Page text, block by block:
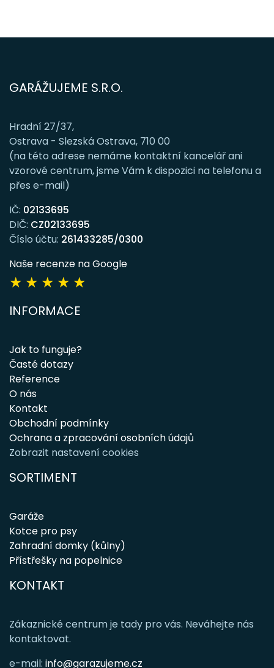
GARÁŽUJEME S.R.O.
Hradní 27/37,
Ostrava - Slezská Ostrava, 710 00
(na této adrese nemáme kontaktní kancelář ani
vzorové centrum, jsme Vám k dispozici na telefonu a
přes e-mail)
IČ: 02133695
DIČ: CZ02133695
Číslo účtu: 261433285/0300
Naše recenze na Google
★ ★ ★ ★ ★
INFORMACE
Jak to funguje?
Časté dotazy
Reference
O nás
Kontakt
Obchodní podmínky
Ochrana a zpracování osobních údajů
Zobrazit nastavení cookies
SORTIMENT
Garáže
Kotce pro psy
Zahradní domky (kůlny)
Přístřešky na popelnice
KONTAKT
Zákaznické centrum je tady pro vás. Neváhejte nás
kontaktovat.
e-mail: info@garazujeme.cz